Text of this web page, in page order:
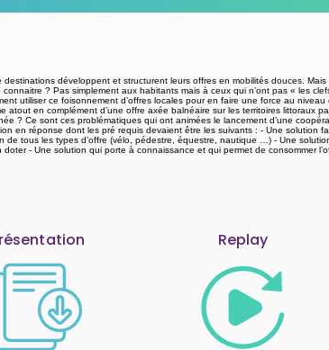
développent et structurent leurs offres en mobilités douces. Mais
? Pas simplement aux habitants mais à ceux qui n’ont pas « les
utiliser ce foisonnement d’offres locales pour en faire une force au
atout en complément d’une offre axée balnéaire sur les territoires littoraux
? Ce sont ces problématiques qui ont animées le lancement d’une
en réponse dont les pré requis devaient être les suivants : - Une solution
de tous les types d’offre (vélo, pédestre, équestre, nautique …) - Une
doter - Une solution qui porte à connaissance et qui permet de consommer
Replay